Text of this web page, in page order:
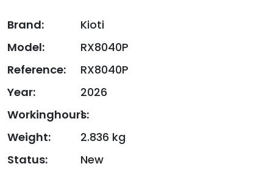
Brand:
Kioti
Model:
RX8040P
Reference:
RX8040P
Year:
2026
Workinghours:
1
Weight:
2.836 kg
Status:
New